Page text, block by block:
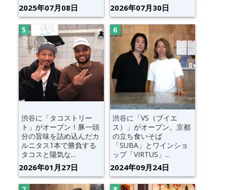
2025年07月08日 2026年07月30日
渋谷に「タコストリー
ト」がオープン！豚一頭
分の旨味を詰め込んだカ
ルニタス1本で勝負する
タコスと陽気な...
2026年01月27日
渋谷に「VS（ブイエ
ス）」がオープン。京都
の立ち食いそば
「SUBA」とワインショ
ップ「VIRTUS」...
2024年09月24日